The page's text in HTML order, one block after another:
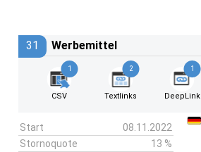
31 Werbemittel
1
CSV
2
Textlinks
1
DeepLink
Start
08.11.2022
Stornoquote
13 %